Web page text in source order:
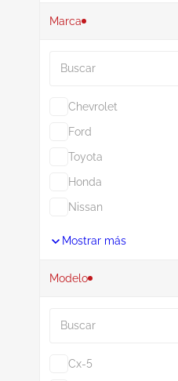
Marca
Chevrolet
Ford
Toyota
Honda
Nissan
Mostrar más
Modelo
Cx-5